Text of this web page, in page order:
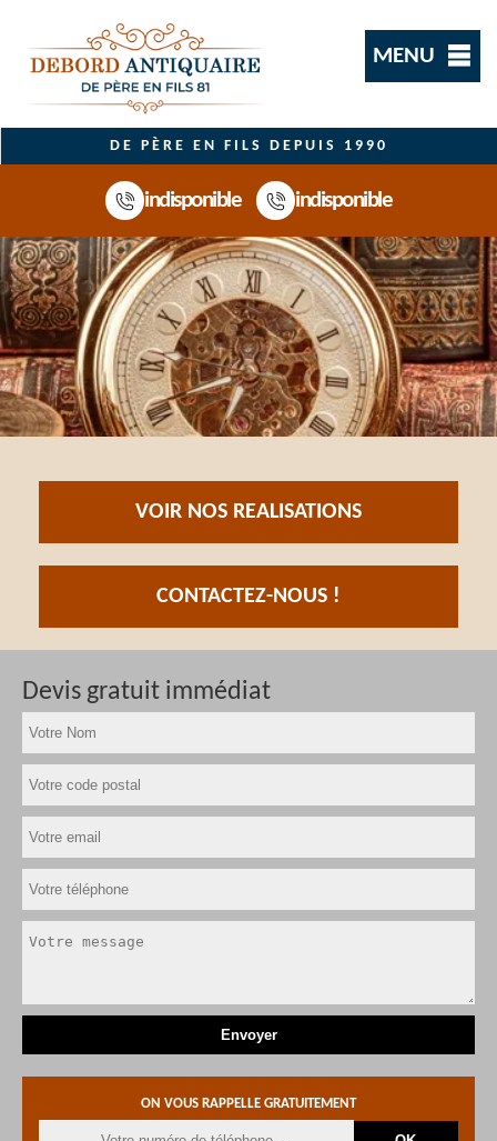
MENU
DE PÈRE EN FILS DEPUIS 1990
indisponible indisponible
VOIR NOS REALISATIONS
CONTACTEZ-NOUS !
Devis gratuit immédiat
ON VOUS RAPPELLE GRATUITEMENT